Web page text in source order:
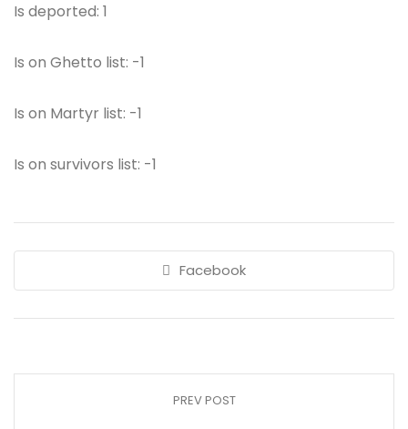
Is deported: 1
Is on Ghetto list: -1
Is on Martyr list: -1
Is on survivors list: -1
Facebook
PREV POST